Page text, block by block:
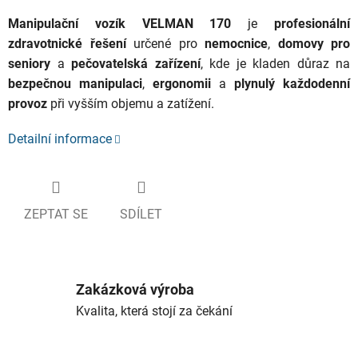
Manipulační vozík VELMAN 170 jeprofesionální
zdravotnické řešeníurčené pro nemocnice, domovy pro
seniory a pečovatelská zařízení, kde je kladen důraz na
bezpečnou manipulaci, ergonomii a plynulý každodenní
provoz při vyšším objemu a zatížení.
Detailní informace
ZEPTAT SE SDÍLET
Zakázková výroba
Kvalita, která stojí za čekání